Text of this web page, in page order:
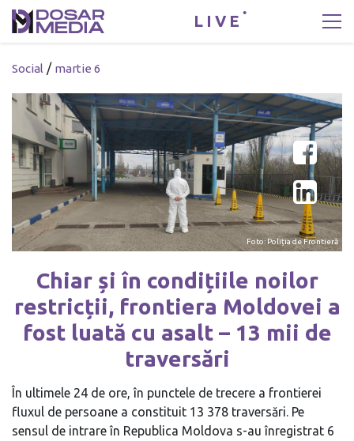
LIVE
Social / martie 6
Foto: Poliția de Frontieră
Chiar și în condițiile noilor
restricții, frontiera Moldovei a
fost luată cu asalt – 13 mii de
traversări
În ultimele 24 de ore, în punctele de trecere a frontierei
fluxul de persoane a constituit 13 378 traversări. Pe
sensul de intrare în Republica Moldova s-au înregistrat 6